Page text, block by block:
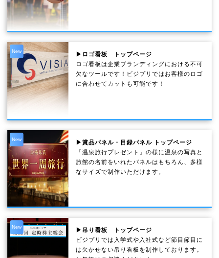
New
▶ロゴ看板 トップページ
ロゴ看板は企業ブランディングにおける不可
欠なツールです！ビジプリではお客様のロゴ
に合わせてカットも可能です！
New
▶賞品パネル・目録パネル トップページ
『温泉旅行プレゼント』の様に温泉の写真と
旅館の名前をいれたパネルはもちろん、多様
なサイズで制作いただけます。
New
▶吊り看板 トップページ
ビジプリでは入学式や入社式など節目節目に
は欠かせない吊り看板を制作しております。